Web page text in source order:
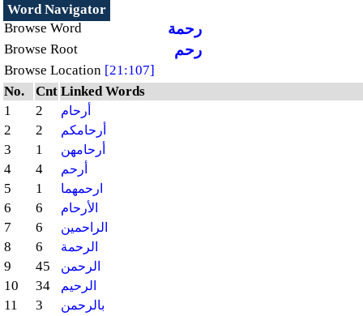
Word Navigator
Browse Word
رحمة
Browse Root رحم
Browse Location [21:107]
No.
Cnt Linked Words
1
2 أرحام
2 2 أرحامكم
3 1 أرحامهن
4 4 أرحم
5 1 ارحمهما
6 6 الأرحام
7 6 الراحمين
8 6 الرحمة
9 45 الرحمن
10 34 الرحيم
11 3 بالرحمن